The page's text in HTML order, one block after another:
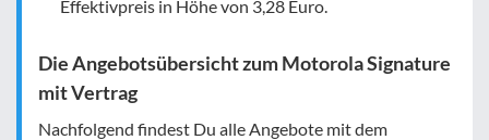
Effektivpreis in Höhe von 3,28 Euro.
Die Angebotsübersicht zum Motorola Signature
mit Vertrag
Nachfolgend findest Du alle Angebote mit dem